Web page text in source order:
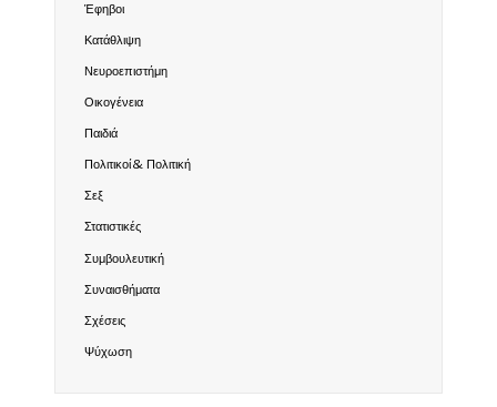
Έφηβοι
Κατάθλιψη
Νευροεπιστήμη
Οικογένεια
Παιδιά
Πολιτικοί & Πολιτική
Σεξ
Στατιστικές
Συμβουλευτική
Συναισθήματα
Σχέσεις
Ψύχωση